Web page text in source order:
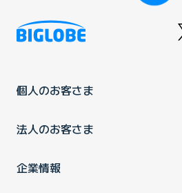
個人のお客さま
法人のお客さま
企業情報